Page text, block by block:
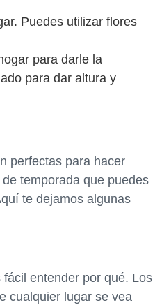
Puedes utilizar flores
para darle la
para dar altura y
perfectas para hacer
temporada que puedes
te dejamos algunas
entender por qué. Los
cualquier lugar se vea